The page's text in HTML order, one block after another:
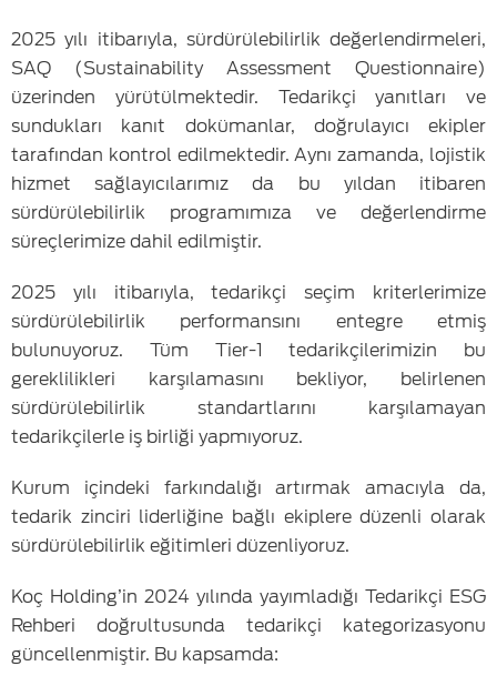
2025 yılı itibarıyla, sürdürülebilirlik değerlendirmeleri,
SAQ (Sustainability Assessment Questionnaire)
üzerinden yürütülmektedir. Tedarikçi yanıtları ve
sundukları kanıt dokümanlar, doğrulayıcı ekipler
tarafından kontrol edilmektedir. Aynı zamanda, lojistik
hizmet sağlayıcılarımız da bu yıldan itibaren
sürdürülebilirlik programımıza ve değerlendirme
süreçlerimize dahil edilmiştir.
2025 yılı itibarıyla, tedarikçi seçim kriterlerimize
sürdürülebilirlik performansını entegre etmiş
bulunuyoruz. Tüm Tier-1 tedarikçilerimizin bu
gereklilikleri karşılamasını bekliyor, belirlenen
sürdürülebilirlik standartlarını karşılamayan
tedarikçilerle iş birliği yapmıyoruz.
Kurum içindeki farkındalığı artırmak amacıyla da,
tedarik zinciri liderliğine bağlı ekiplere düzenli olarak
sürdürülebilirlik eğitimleri düzenliyoruz.
Koç Holding’in 2024 yılında yayımladığı Tedarikçi ESG
Rehberi doğrultusunda tedarikçi kategorizasyonu
güncellenmiştir. Bu kapsamda: